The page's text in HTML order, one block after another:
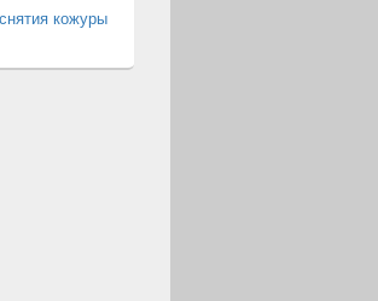
кожуры